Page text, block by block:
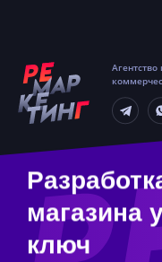
Агентство
магазина
ключ